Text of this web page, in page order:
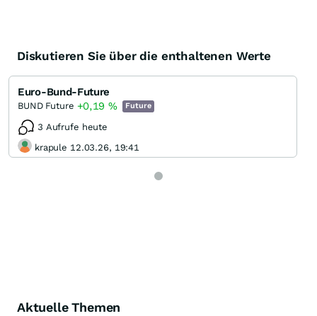
Diskutieren Sie über die enthaltenen Werte
Euro-Bund-Future
BUND Future +0,19 % Future
3 Aufrufe heute
krapule 12.03.26, 19:41
Aktuelle Themen